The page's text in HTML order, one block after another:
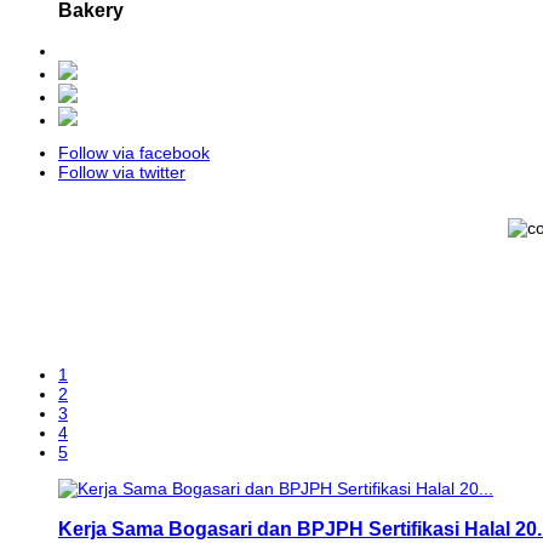
Bakery
Follow via facebook
Follow via twitter
1
2
3
4
5
Kerja Sama Bogasari dan BPJPH Sertifikasi Halal